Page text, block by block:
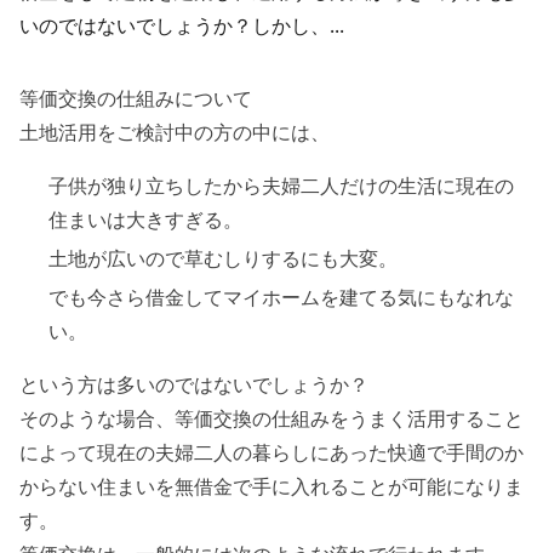
いのではないでしょうか？しかし、...
等価交換の仕組みについて
土地活用をご検討中の方の中には、
子供が独り立ちしたから夫婦二人だけの生活に現在の
住まいは大きすぎる。
土地が広いので草むしりするにも大変。
でも今さら借金してマイホームを建てる気にもなれな
い。
という方は多いのではないでしょうか？
そのような場合、等価交換の仕組みをうまく活用すること
によって現在の夫婦二人の暮らしにあった快適で手間のか
からない住まいを無借金で手に入れることが可能になりま
す。